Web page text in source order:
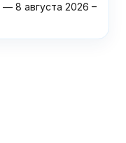
8 августа 2026 –